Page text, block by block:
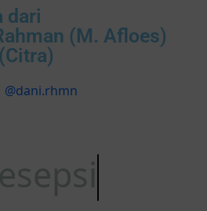
dari
(M. Afloes)
@dani.rhmn